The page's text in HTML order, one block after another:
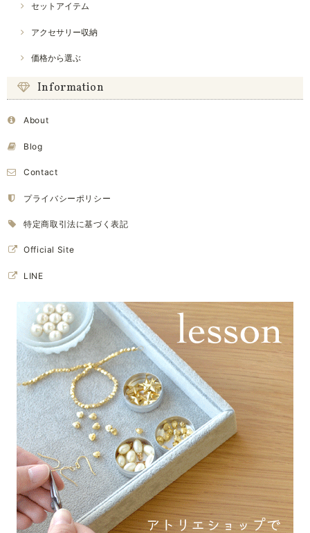
セットアイテム
アクセサリー収納
価格から選ぶ
Information
About
Blog
Contact
プライバシーポリシー
特定商取引法に基づく表記
Official Site
LINE